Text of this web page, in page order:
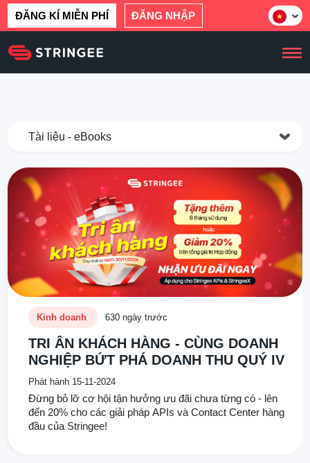
ĐĂNG KÍ MIỄN PHÍ ĐĂNG NHẬP
Tài liệu - eBooks
TRI ÂN KHÁCH HÀNG - CÙNG DOANH
NGHIỆP BỨT PHÁ DOANH THU QUÝ IV
Phát hành 15-11-2024
Đừng bỏ lỡ cơ hội tận hưởng ưu đãi chưa từng có - lên
đến 20% cho các giải pháp APIs và Contact Center hàng
đầu của Stringee!
Kinh doanh 630 ngày trước